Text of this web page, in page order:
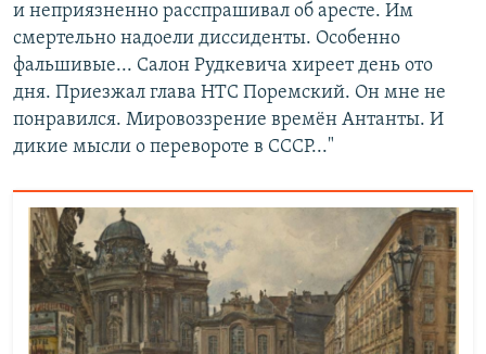
и неприязненно расспрашивал об аресте. Им
смертельно надоели диссиденты. Особенно
фальшивые... Салон Рудкевича хиреет день ото
дня. Приезжал глава НТС Поремский. Он мне не
понравился. Мировоззрение времён Антанты. И
дикие мысли о перевороте в СССР..."